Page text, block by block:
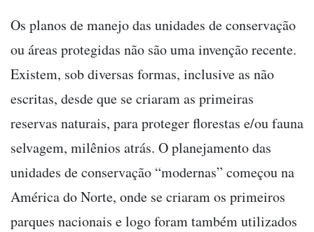
Os planos de manejo das unidades de conservação
ou áreas protegidas não são uma invenção recente.
Existem, sob diversas formas, inclusive as não
escritas, desde que se criaram as primeiras
reservas naturais, para proteger florestas e/ou fauna
selvagem, milênios atrás. O planejamento das
unidades de conservação “modernas” começou na
América do Norte, onde se criaram os primeiros
parques nacionais e logo foram também utilizados